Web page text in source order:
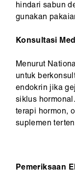
hindari sabun
gunakan
Konsultasi
Menurut
untuk
endokrin jika
siklus
terapi hormon,
suplemen
Pemeriksaan